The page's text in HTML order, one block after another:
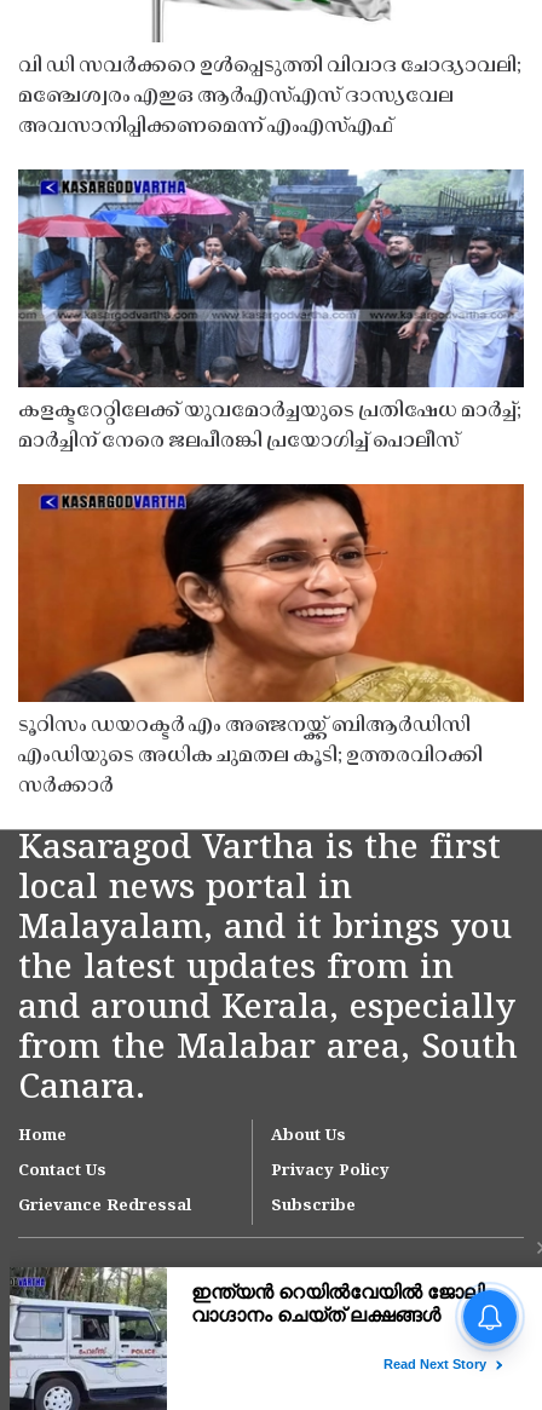
വി ഡി സവർക്കറെ ഉൾപ്പെടുത്തി വിവാദ ചോദ്യാവലി;
മഞ്ചേശ്വരം എഇഒ ആർഎസ്എസ് ദാസ്യവേല
അവസാനിപ്പിക്കണമെന്ന് എംഎസ്എഫ്
കളക്ടറേറ്റിലേക്ക് യുവമോർച്ചയുടെ പ്രതിഷേധ മാർച്ച്;
മാർച്ചിന് നേരെ ജലപീരങ്കി പ്രയോഗിച്ച് പൊലീസ്
ടൂറിസം ഡയറക്ടർ എം അഞ്ജനയ്ക്ക് ബിആർഡിസി
എംഡിയുടെ അധിക ചുമതല കൂടി; ഉത്തരവിറക്കി
സർക്കാർ
Kasaragod Vartha is the first
local news portal in
Malayalam, and it brings you
the latest updates from in
and around Kerala, especially
from the Malabar area, South
Canara.
Home
About Us
Contact Us
Privacy Policy
Grievance Redressal
Subscribe
Copyright © 2007-
കാസർകോട് ശനിയാഴ്ച
ഓറൻജ് ജാഗ്രത;